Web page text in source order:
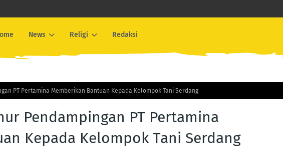
News Religi Redaksi
PT Pertamina Memberikan Bantuan Kepada Kelompok Tani Serdang
Pendampingan PT Pertamina
Kepada Kelompok Tani Serdang